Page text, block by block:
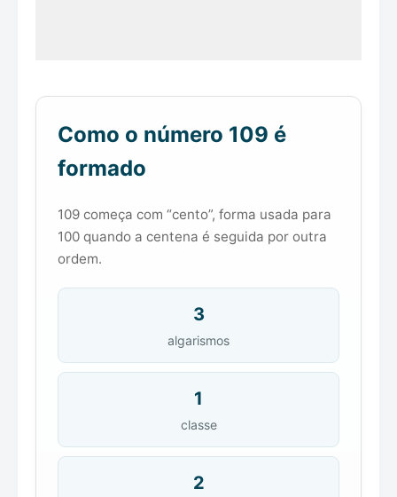
Como o número 109 é
formado
109 começa com “cento”, forma usada para
100 quando a centena é seguida por outra
ordem.
3
algarismos
1
classe
2